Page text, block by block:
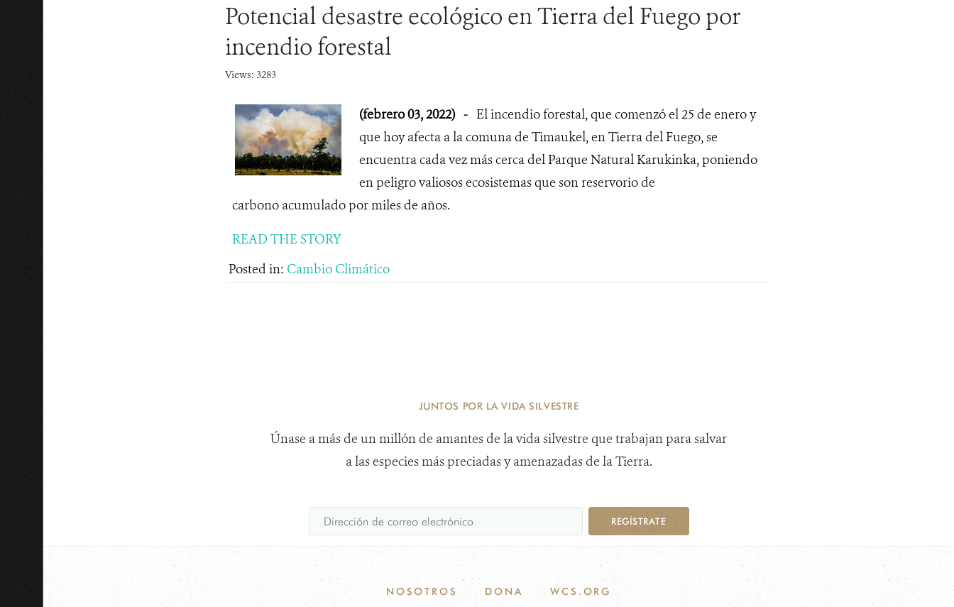
Potencial desastre ecológico en Tierra del Fuego por
incendio forestal
Views: 3283
(febrero 03, 2022) - El incendio forestal, que comenzó el 25 de enero y
que hoy afecta a la comuna de Timaukel, en Tierra del Fuego, se
encuentra cada vez más cerca del Parque Natural Karukinka, poniendo
en peligro valiosos ecosistemas que son reservorio de
carbono acumulado por miles de años.
READ THE STORY
Posted in: Cambio Climático
JUNTOS POR LA VIDA SILVESTRE
Únase a más de un millón de amantes de la vida silvestre que trabajan para salvar
a las especies más preciadas y amenazadas de la Tierra.
REGÍSTRATE
NOSOTROS DONA WCS.ORG